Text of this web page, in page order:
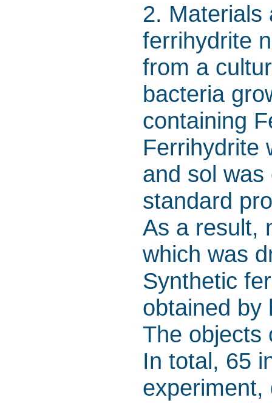
2. Materials
ferrihydrite
from a
bacteria
containing
Ferrihydrite
and sol
standard
As a result,
which was
Synthetic
obtained by
The objects
In total, 65
experiment,